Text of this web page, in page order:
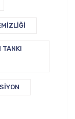
TANKI